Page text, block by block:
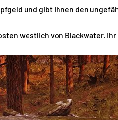
und gibt Ihnen den
westlich von Blackwater.